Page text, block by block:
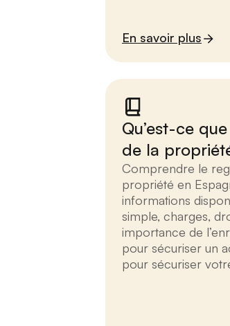
En savoir plus
Qu’est-ce
de la
Comprendre le
propriété en
informations
simple, charges,
importance de
pour sécuriser un
pour sécuriser